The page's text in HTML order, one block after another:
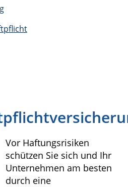
Vor Haftungsrisiken
schützen Sie sich und Ihr
Unternehmen am besten
durch eine